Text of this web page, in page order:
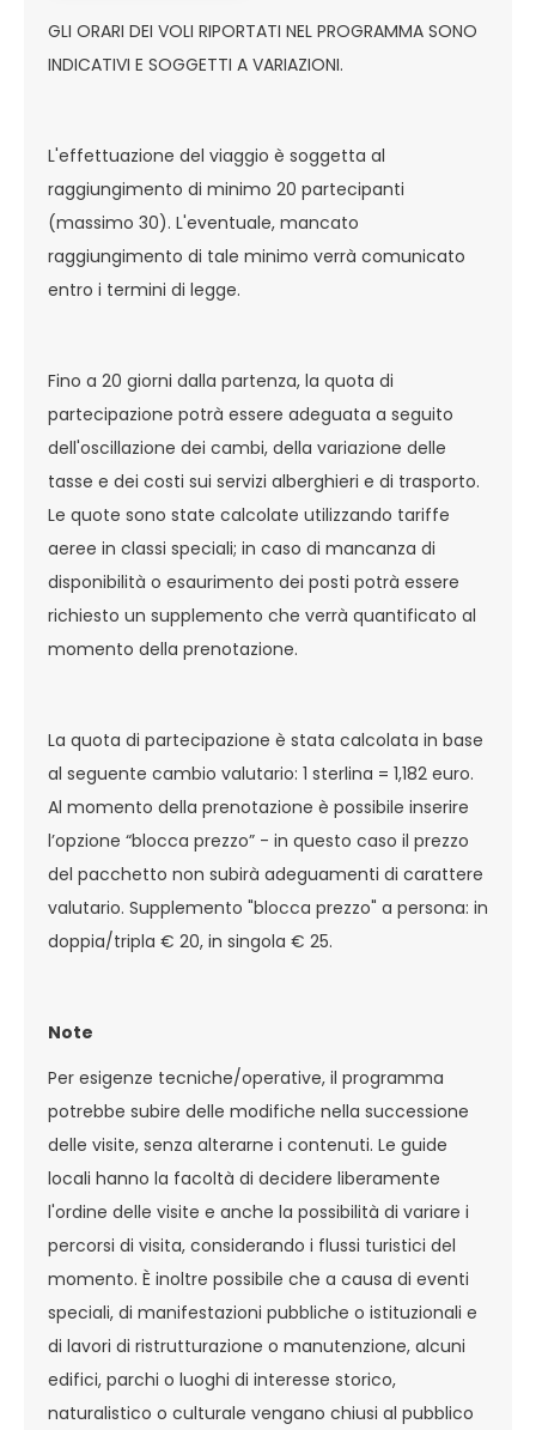
GLI ORARI DEI VOLI RIPORTATI NEL PROGRAMMA SONO
INDICATIVI E SOGGETTI A VARIAZIONI.
L'effettuazione del viaggio è soggetta al
raggiungimento di minimo 20 partecipanti
(massimo 30). L'eventuale, mancato
raggiungimento di tale minimo verrà comunicato
entro i termini di legge.
Fino a 20 giorni dalla partenza, la quota di
partecipazione potrà essere adeguata a seguito
dell'oscillazione dei cambi, della variazione delle
tasse e dei costi sui servizi alberghieri e di trasporto.
Le quote sono state calcolate utilizzando tariffe
aeree in classi speciali; in caso di mancanza di
disponibilità o esaurimento dei posti potrà essere
richiesto un supplemento che verrà quantificato al
momento della prenotazione.
La quota di partecipazione è stata calcolata in base
al seguente cambio valutario: 1 sterlina = 1,182 euro.
Al momento della prenotazione è possibile inserire
l’opzione “blocca prezzo” - in questo caso il prezzo
del pacchetto non subirà adeguamenti di carattere
valutario. Supplemento "blocca prezzo" a persona: in
doppia/tripla € 20, in singola € 25.
Note
Per esigenze tecniche/operative, il programma
potrebbe subire delle modifiche nella successione
delle visite, senza alterarne i contenuti. Le guide
locali hanno la facoltà di decidere liberamente
l'ordine delle visite e anche la possibilità di variare i
percorsi di visita, considerando i flussi turistici del
momento. È inoltre possibile che a causa di eventi
speciali, di manifestazioni pubbliche o istituzionali e
di lavori di ristrutturazione o manutenzione, alcuni
edifici, parchi o luoghi di interesse storico,
naturalistico o culturale vengano chiusi al pubblico